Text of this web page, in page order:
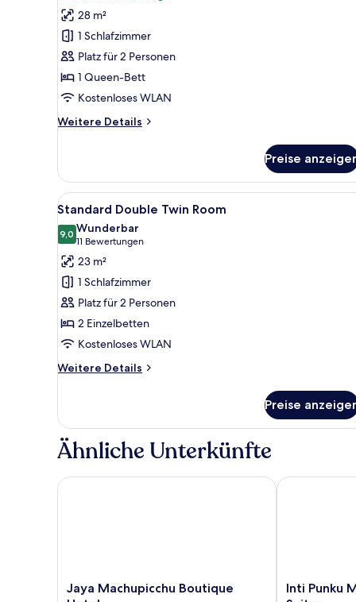
Doppelzimmer
anzeigen
28 m²
1 Schlafzimmer
Platz für 2 Personen
1 Queen-Bett
Kostenloses WLAN
Weitere Details
Weitere
Doppelzimmer
Preise
Alle
Fotos
für
Standard
Double
Twin
Room
anzeigen
Ein Hotelzimmer mit zwei
8
Standard Double Twin Room
9,09,0 von 10
Wunderbar
11 Bewertungen
(11
Bewertungen)
23 m²
1 Schlafzimmer
Platz für 2 Personen
2 Einzelbetten
Kostenloses WLAN
Weitere Details
Weitere
Double
Twin
Room
Preise
Ähnliche Unterkünfte
Jaya
Jaya Machupicchu Boutique
Jaya Machupicchu Boutique Hotel
Inti
Inti Punku
Inti Punku